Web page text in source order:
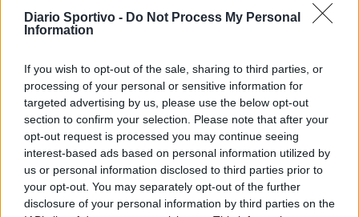
Diario Sportivo - Do Not Process My Personal
Information
If you wish to opt-out of the sale, sharing to third parties, or
processing of your personal or sensitive information for
targeted advertising by us, please use the below opt-out
section to confirm your selection. Please note that after your
opt-out request is processed you may continue seeing
interest-based ads based on personal information utilized by
us or personal information disclosed to third parties prior to
your opt-out. You may separately opt-out of the further
disclosure of your personal information by third parties on the
3
13 Agustin Meli Coghinas Calcio
Salvatore Mudadu Usinese
15 Luciano Olaizola Alghero Calcio
16 Alessio Virdis Alghero Calcio 3